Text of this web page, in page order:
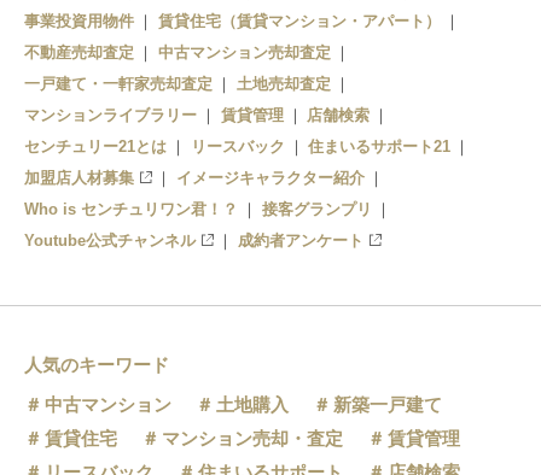
事業投資用物件
賃貸住宅（賃貸マンション・アパート）
不動産売却査定
中古マンション売却査定
一戸建て・一軒家売却査定
土地売却査定
マンションライブラリー
賃貸管理
店舗検索
センチュリー21とは
リースバック
住まいるサポート21
加盟店人材募集
イメージキャラクター紹介
Who is センチュリワン君！？
接客グランプリ
Youtube公式チャンネル
成約者アンケート
人気のキーワード
中古マンション
土地購入
新築一戸建て
賃貸住宅
マンション売却・査定
賃貸管理